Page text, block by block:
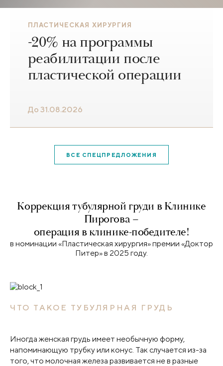
ПЛАСТИЧЕСКАЯ ХИРУРГИЯ
-20% на программы
реабилитации после
пластической операции
До 31.08.2026
ВСЕ СПЕЦПРЕДЛОЖЕНИЯ
Коррекция тубулярной груди в Клинике
Пирогова –
операция в клинике-победителе!
в номинации «Пластическая хирургия» премии «Доктор
Питер» в 2025 году.
ЧТО ТАКОЕ ТУБУЛЯРНАЯ ГРУДЬ
Иногда женская грудь имеет необычную форму,
напоминающую трубку или конус. Так случается из-за
того, что молочная железа развивается не в разные